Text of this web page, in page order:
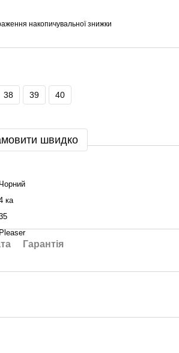
накопичувальної знижки
38 39 40
швидко
Чорний
ка
Pleaser
Гарантія